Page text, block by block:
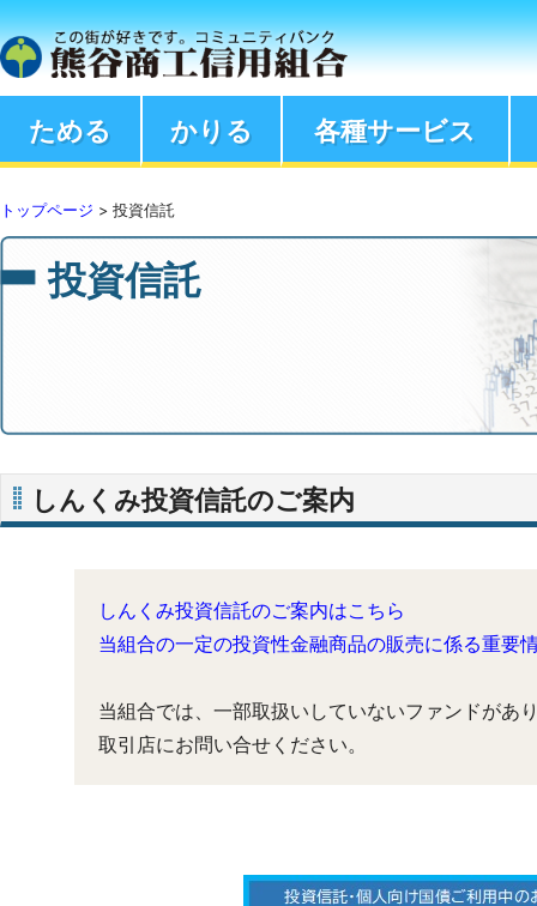
ためる かりる 各種サービス
トップページ > 投資信託
投資信託
しんくみ投資信託のご案内
しんくみ投資信託のご案内はこちら
当組合の一定の投資性金融商品の販売に係る重要
当組合では、一部取扱いしていないファンドがあ
取引店にお問い合せください。